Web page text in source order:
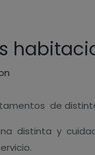
de
distinta y